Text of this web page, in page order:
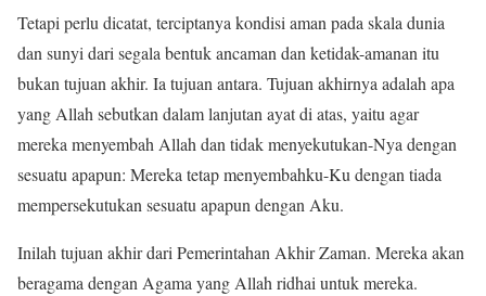
Tetapi perlu dicatat, terciptanya kondisi aman pada skala dunia
dan sunyi dari segala bentuk ancaman dan ketidak-amanan itu
bukan tujuan akhir. Ia tujuan antara. Tujuan akhirnya adalah apa
yang Allah sebutkan dalam lanjutan ayat di atas, yaitu agar
mereka menyembah Allah dan tidak menyekutukan-Nya dengan
sesuatu apapun: Mereka tetap menyembahku-Ku dengan tiada
mempersekutukan sesuatu apapun dengan Aku.
Inilah tujuan akhir dari Pemerintahan Akhir Zaman. Mereka akan
beragama dengan Agama yang Allah ridhai untuk mereka.